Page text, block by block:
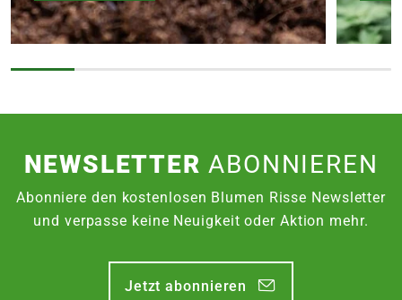
NEWSLETTERABONNIEREN
Abonniere den kostenlosen Blumen Risse Newsletter
und verpasse keine Neuigkeit oder Aktion mehr.
Jetzt abonnieren